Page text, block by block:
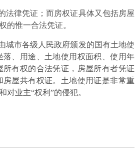
法律凭证；而房权证具体又包括房屋
的惟一合法凭证。
城市各级人民政府颁发的国有土地使
、用途、土地使用权面积、使用年
有权的合法凭证，房屋所有者凭证
屋共有权证。土地使用证是非常重
业主“权利”的侵犯。